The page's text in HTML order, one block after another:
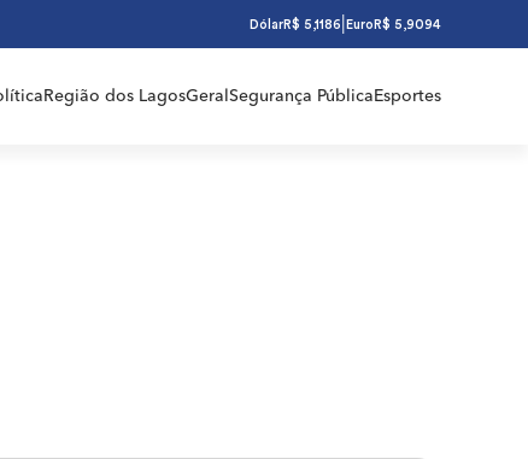
DólarR$ 5,1186 Euro R$ 5,9094
Região dos LagosGeral Segurança Pública Esportes